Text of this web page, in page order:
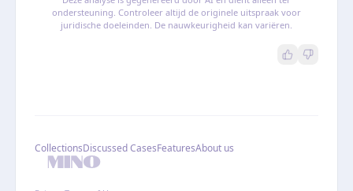
ondersteuning. Controleer altijd de originele uitspraak voor
juridische doeleinden. De nauwkeurigheid kan variëren.
CollectionsDiscussed CasesFeaturesAbout us